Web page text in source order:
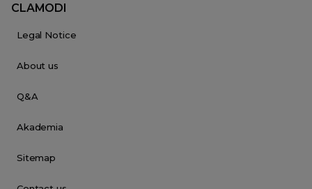
CLAMODI
Legal Notice
About us
Q&A
Akademia
Sitemap